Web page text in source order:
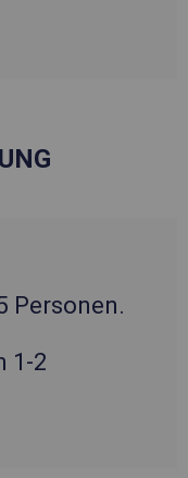
Personen.
1-2